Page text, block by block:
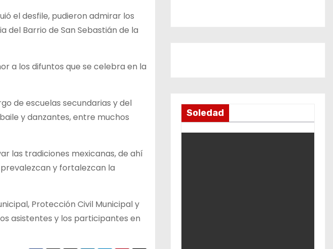
el desfile, pudieron admirar los
del Barrio de San Sebastián de la
a los difuntos que se celebra en la
de escuelas secundarias y del
y danzantes, entre muchos
las tradiciones mexicanas, de ahí
y fortalezcan la
Protección Civil Municipal y
asistentes y los participantes en
Soledad